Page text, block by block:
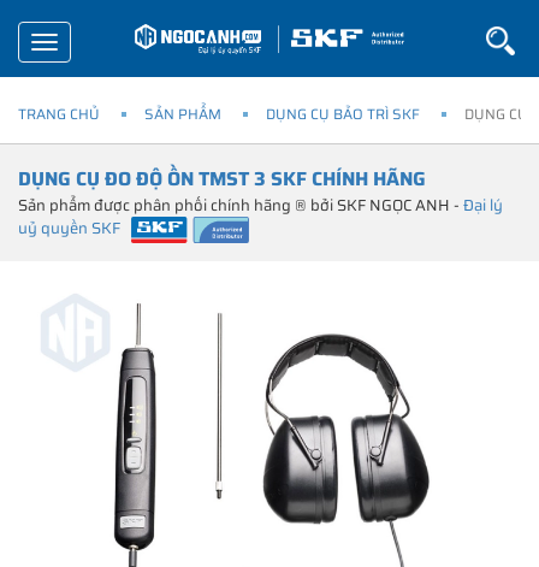
Toggle
navigation
TRANG CHỦ SẢN PHẨM DỤNG CỤ BẢO TRÌ SKF DỤNG CỤ
DỤNG CỤ ĐO ĐỘ ỒN TMST 3 SKF CHÍNH HÃNG
Sản phẩm được phân phối chính hãng ® bởi SKF NGỌC ANH -Đại lý
uỷ quyền SKF